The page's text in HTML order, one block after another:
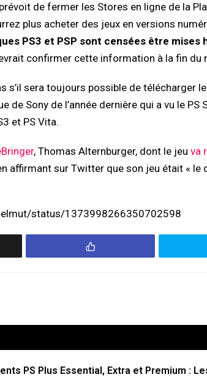
de fermer les Stores en ligne de la
plus acheter des jeux en versions
PS3 et PSP sont censées être
confirmer cette information à la fin du
s’il sera toujours possible de télécharger
de Sony de l’année dernière qui a vu le
et PS Vita.
, Thomas Alternburger, dont le jeu va
affirmant sur Twitter que son jeu était « le
status/1373998266350702598
PS Plus Essential, Extra et Premium :